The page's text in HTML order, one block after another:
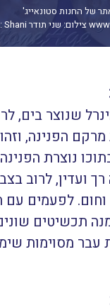
של נוף תת-ימי. התמונה
שנוצר בים,
הפנינה,
נוצרת
ועדין, לרוב
וחום. לפעמים
תכשיטים
עבר מסוימות